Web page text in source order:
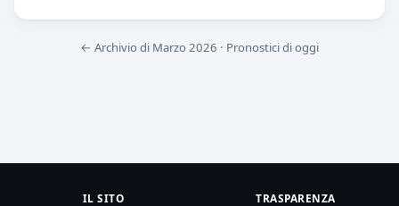
← Archivio di Marzo 2026 · Pronostici di oggi
IL SITO TRASPARENZA